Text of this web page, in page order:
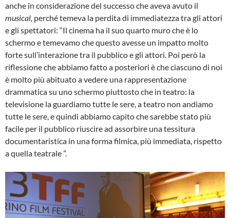
anche in considerazione del successo che aveva avuto il
musical, perché temeva la perdita di immediatezza tra gli attori
e gli spettatori: “Il cinema ha il suo quarto muro che è lo
schermo e temevamo che questo avesse un impatto molto
forte sull’interazione tra il pubblico e gli attori. Poi però la
riflessione che abbiamo fatto a posteriori è che ciascuno di noi
è molto più abituato a vedere una rappresentazione
drammatica su uno schermo piuttosto che in teatro: la
televisione la guardiamo tutte le sere, a teatro non andiamo
tutte le sere, e quindi abbiamo capito che sarebbe stato più
facile per il pubblico riuscire ad assorbire una tessitura
documentaristica in una forma filmica, più immediata, rispetto
a quella teatrale ”.